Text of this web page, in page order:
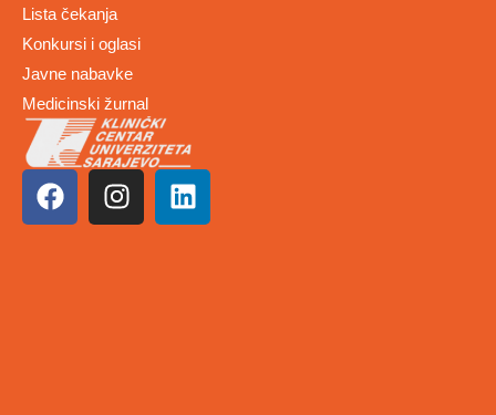
Lista čekanja
Konkursi i oglasi
Javne nabavke
Medicinski žurnal